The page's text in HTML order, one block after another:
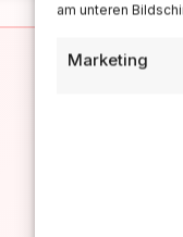
am unteren
Marketing